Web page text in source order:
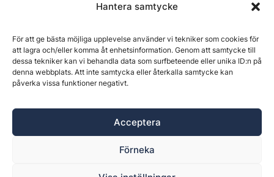
Hantera samtycke
För att ge bästa möjliga upplevelse använder vi tekniker som cookies för
att lagra och/eller komma åt enhetsinformation. Genom att samtycke till
dessa tekniker kan vi behandla data som surfbeteende eller unika ID:n på
denna webbplats. Att inte samtycka eller återkalla samtycke kan
påverka vissa funktioner negativt.
Acceptera
Förneka
Kontakta oss
Östernäsvägen 1, 827 32 Ljusdal, org.nr: 556625-6425 -
Ansvarig utgivare: Henrik Ekberg. Innehållet på denna
webbplats är upphovsrättsligt skyddat. Ange källa vid citering.
Byggvärlden är en del avMarknadsdatagruppen
Policy för datahantering, integritet och cookies